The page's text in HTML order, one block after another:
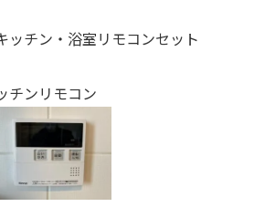
ッチン・ 浴室リモコンセット
チンリモコン